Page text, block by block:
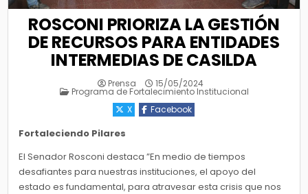
ROSCONI PRIORIZA LA GESTIÓN
DE RECURSOS PARA ENTIDADES
INTERMEDIAS DE CASILDA
Prensa 15/05/2024
Posted
Programa de Fortalecimiento Institucional
X
Facebook
Fortaleciendo Pilares
El Senador Rosconi destaca ”En medio de tiempos
desafiantes para nuestras instituciones, el apoyo del
estado es fundamental, para atravesar esta crisis que nos